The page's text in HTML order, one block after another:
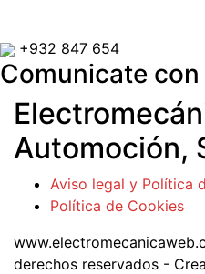
+932 847 654
Comunicate
Automoción,
Aviso legal y Política
Política de Cookies
derechos reservados -